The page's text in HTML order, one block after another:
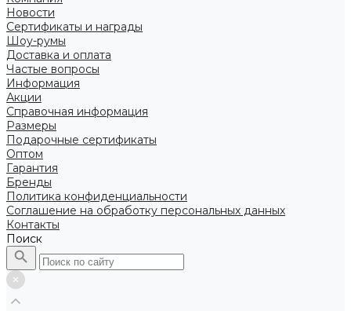
Новости
Сертификаты и награды
Шоу-румы
Доставка и оплата
Частые вопросы
Информация
Акции
Справочная информация
Размеры
Подарочные сертификаты
Оптом
Гарантия
Бренды
Политика конфиденциальности
Соглашение на обработку персональных данных
Контакты
Поиск